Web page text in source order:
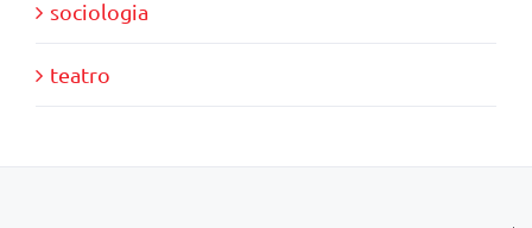
sociologia
teatro